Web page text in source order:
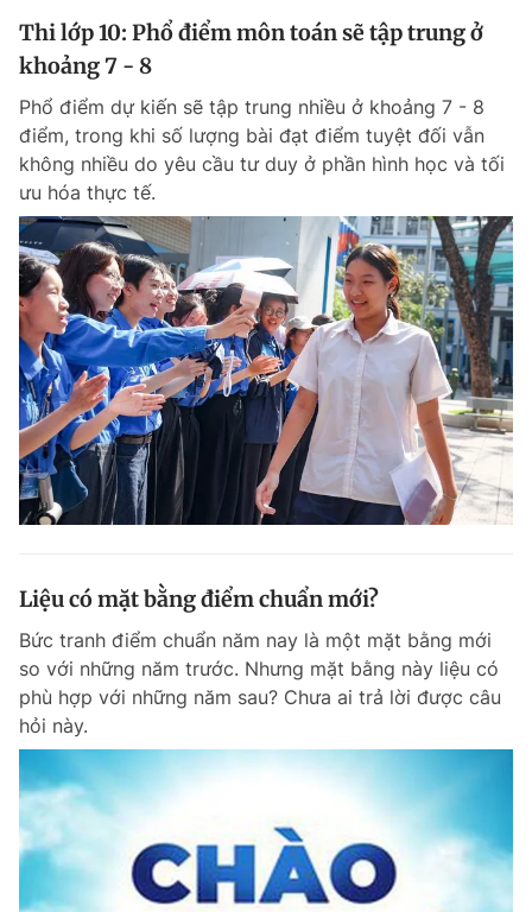
Thi lớp 10: Phổ điểm môn toán sẽ tập trung ở
khoảng 7 - 8
Phổ điểm dự kiến sẽ tập trung nhiều ở khoảng 7 - 8
điểm, trong khi số lượng bài đạt điểm tuyệt đối vẫn
không nhiều do yêu cầu tư duy ở phần hình học và tối
ưu hóa thực tế.
Liệu có mặt bằng điểm chuẩn mới?
Bức tranh điểm chuẩn năm nay là một mặt bằng mới
so với những năm trước. Nhưng mặt bằng này liệu có
phù hợp với những năm sau? Chưa ai trả lời được câu
hỏi này.